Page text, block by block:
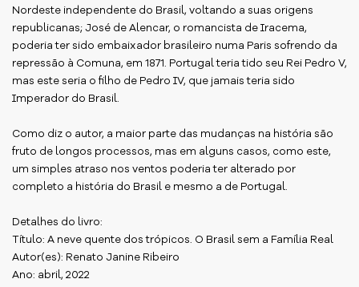
Nordeste independente do Brasil, voltando a suas origens
republicanas; José de Alencar, o romancista de Iracema,
poderia ter sido embaixador brasileiro numa Paris sofrendo da
repressão à Comuna, em 1871. Portugal teria tido seu Rei Pedro V,
mas este seria o filho de Pedro IV, que jamais teria sido
Imperador do Brasil.
Como diz o autor, a maior parte das mudanças na história são
fruto de longos processos, mas em alguns casos, como este,
um simples atraso nos ventos poderia ter alterado por
completo a história do Brasil e mesmo a de Portugal.
Detalhes do livro:
Título: A neve quente dos trópicos. O Brasil sem a Família Real
Autor(es): Renato Janine Ribeiro
Ano: abril, 2022